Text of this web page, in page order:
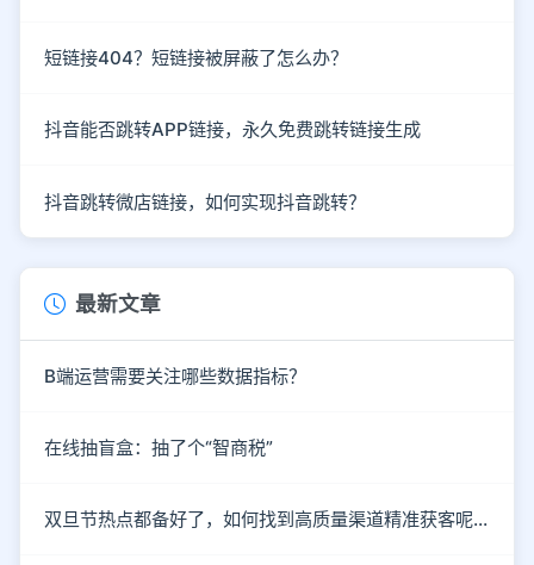
短链接404？短链接被屏蔽了怎么办？
抖音能否跳转APP链接，永久免费跳转链接生成
抖音跳转微店链接，如何实现抖音跳转？
最新文章
B端运营需要关注哪些数据指标？
在线抽盲盒：抽了个“智商税”
双旦节热点都备好了，如何找到高质量渠道精准获客呢？